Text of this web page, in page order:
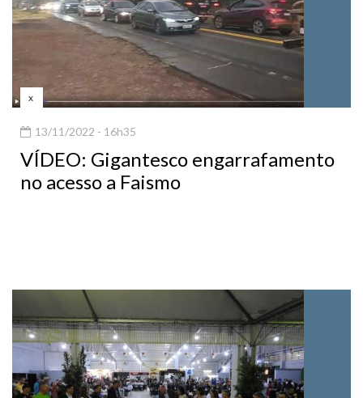
x
13/11/2022 - 16h35
VÍDEO: Gigantesco engarrafamento
no acesso a Faismo